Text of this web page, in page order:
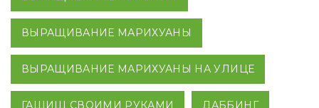
ВЫРАЩИВАНИЕ МАРИХУАНЫ
ВЫРАЩИВАНИЕ МАРИХУАНЫ НА УЛИЦЕ
ГАШИШ СВОИМИ РУКАМИ ДАББИНГ